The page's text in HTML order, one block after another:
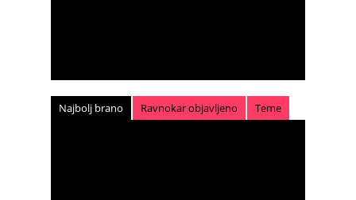
Najbolj brano Ravnokar objavljeno Teme